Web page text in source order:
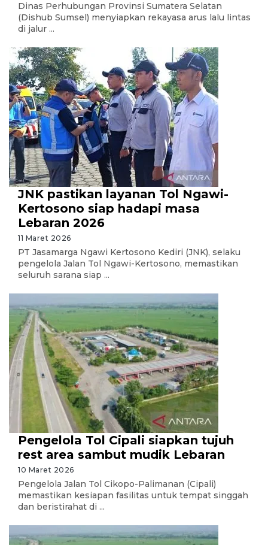
Dinas Perhubungan Provinsi Sumatera Selatan
(Dishub Sumsel) menyiapkan rekayasa arus lalu lintas
di jalur ...
JNK pastikan layanan Tol Ngawi-
Kertosono siap hadapi masa
Lebaran 2026
11 Maret 2026
PT Jasamarga Ngawi Kertosono Kediri (JNK), selaku
pengelola Jalan Tol Ngawi-Kertosono, memastikan
seluruh sarana siap ...
Pengelola Tol Cipali siapkan tujuh
rest area sambut mudik Lebaran
10 Maret 2026
Pengelola Jalan Tol Cikopo-Palimanan (Cipali)
memastikan kesiapan fasilitas untuk tempat singgah
dan beristirahat di ...